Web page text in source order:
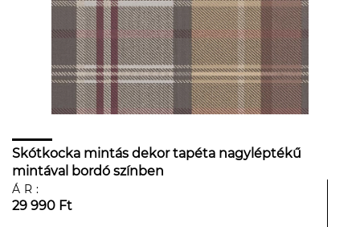
Skótkocka mintás dekor tapéta nagyléptékű
mintával bordó színben
ÁR:
29 990 Ft